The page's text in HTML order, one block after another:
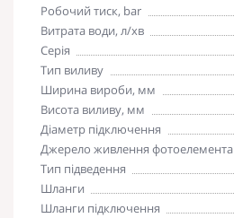
Робочий тиск, bar
Витрата води, л/хв
Серія
Тип виливу
Ширина вироби, мм
Висота виливу, мм
Діаметр підключення
Джерело живлення фотоелемента
Тип підведення
Шланги
Шланги підключення